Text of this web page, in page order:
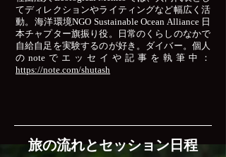
てディレクションやライティングなど幅広く活
動。海洋環境NGO Sustainable Ocean Alliance 日
本チャプター旗振り役。日常のくらしのなかで
自給自足を実験するのが好き。ダイバー。個人
のnoteでエッセイや記事を執筆中：
https://note.com/shutash
旅の流れとセッション日程